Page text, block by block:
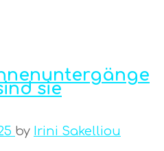
sie
by Irini Sakelliou